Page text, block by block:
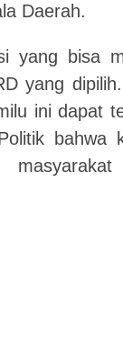
Daerah.
yang bisa
yang
ini dapat
bahwa